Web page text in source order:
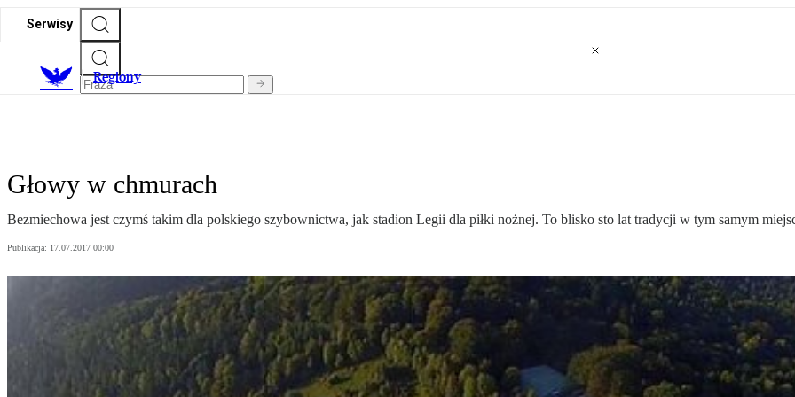
Serwisy
Regiony
Głowy w chmurach
Bezmiechowa jest czymś takim dla polskiego szybownictwa, jak stadion Legii dla piłki nożnej. To blisko sto lat tradycji w tym samym
Publikacja: 17.07.2017 00:00